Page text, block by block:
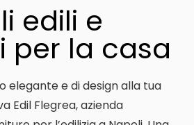
edili e
per la casa
elegante e di design alla tua
Edil Flegrea, azienda